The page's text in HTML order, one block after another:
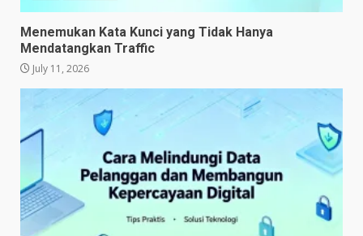
Menemukan Kata Kunci yang Tidak Hanya
Mendatangkan Traffic
July 11, 2026